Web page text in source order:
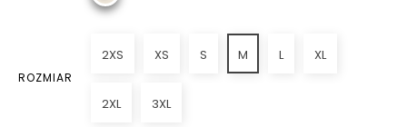
ROZMIAR
2XS XS S M L XL
2XL 3XL